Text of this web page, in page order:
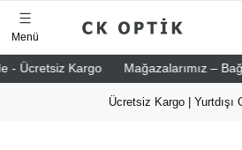
- Ücretsiz Kargo Mağazalarımız –
Menü
Ücretsiz Kargo | Yurtdışı